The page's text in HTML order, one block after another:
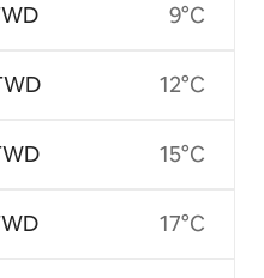
9°C
12°C
15°C
17°C